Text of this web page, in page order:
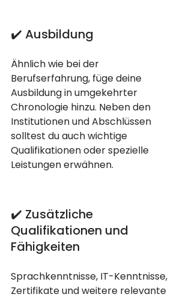
✔️ Ausbildung
Ähnlich wie bei der
Berufserfahrung, füge deine
Ausbildung in umgekehrter
Chronologie hinzu. Neben den
Institutionen und Abschlüssen
solltest du auch wichtige
Qualifikationen oder spezielle
Leistungen erwähnen.
✔️ Zusätzliche
Qualifikationen und
Fähigkeiten
Sprachkenntnisse, IT-Kenntnisse,
Zertifikate und weitere relevante